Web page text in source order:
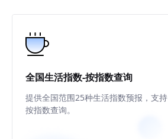
全国生活指数-按指数查询
提供全国范围25种生活指数预报，支持
按指数查询。